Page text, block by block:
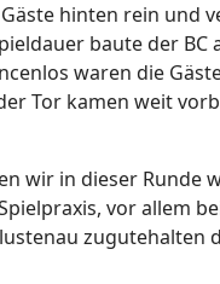
hinten rein und
baute der
waren die
Tor kamen weit
wir in dieser Runde
vor allem
zugutehalten